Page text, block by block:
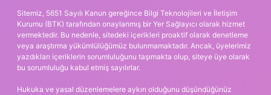
Sitemiz, 5651 Sayılı Kanun gereğince Bilgi Teknolojileri ve İletişim
Kurumu (BTK) tarafından onaylanmış bir Yer Sağlayıcı olarak hizmet
vermektedir. Bu nedenle, sitedeki içerikleri proaktif olarak denetleme
veya araştırma yükümlülüğümüz bulunmamaktadır. Ancak, üyelerimiz
yazdıkları içeriklerin sorumluluğunu taşımakta olup, siteye üye olarak
bu sorumluluğu kabul etmiş sayılırlar.
Hukuka ve yasal düzenlemelere aykırı olduğunu düşündüğünüz